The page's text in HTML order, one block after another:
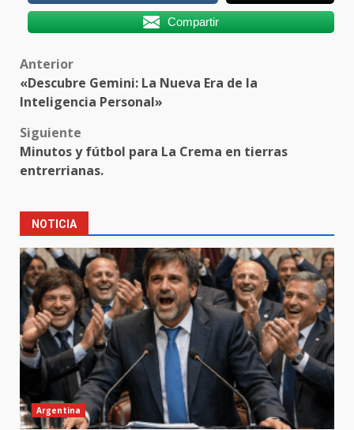
Compartir
Post
navigation
Anterior
«Descubre Gemini: La Nueva Era de la
Inteligencia Personal»
Siguiente
Minutos y fútbol para La Crema en tierras
entrerrianas.
NOTICIA
Argentina